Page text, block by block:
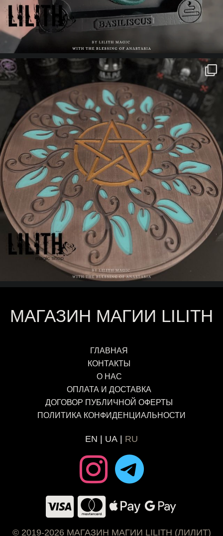
МАГАЗИН МАГИИ LILITH
ГЛАВНАЯ
КОНТАКТЫ
О НАС
ОПЛАТА И ДОСТАВКА
ДОГОВОР ПУБЛИЧНОЙ ОФЕРТЫ
ПОЛИТИКА КОНФИДЕНЦИАЛЬНОСТИ
EN UA RU
© 2019-2026 МАГАЗИН МАГИИ LILITH (ЛИЛИТ)